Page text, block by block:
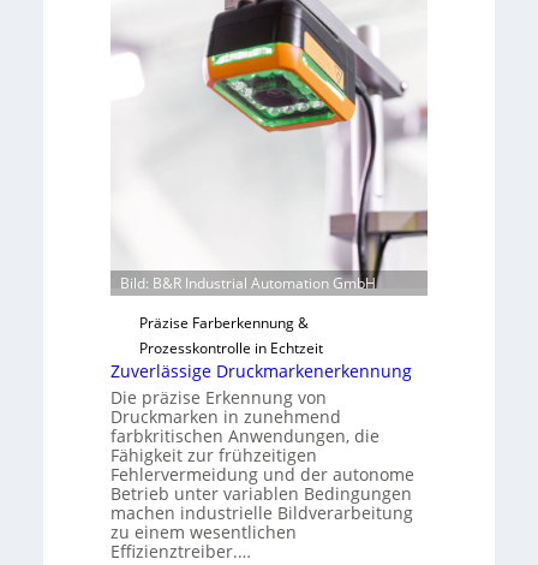
n
a
i
u
t
F
n
g
a
u
s
Bild: B&R Industrial Automation GmbH
Präzise Farberkennung &
Prozesskontrolle in Echtzeit
Zuverlässige Druckmarkenerkennung
Die präzise Erkennung von
Druckmarken in zunehmend
farbkritischen Anwendungen, die
Fähigkeit zur frühzeitigen
Fehlervermeidung und der autonome
Betrieb unter variablen Bedingungen
machen industrielle Bildverarbeitung
zu einem wesentlichen
Effizienztreiber.…